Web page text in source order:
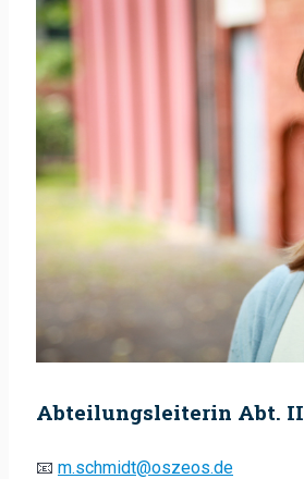
Abteilungsleiterin Abt. II
📧 m.schmidt@oszeos.de